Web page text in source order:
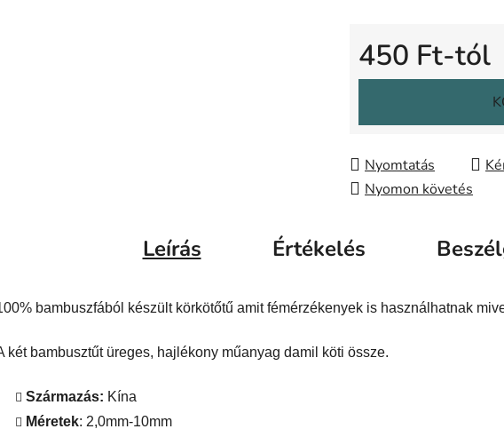
450 Ft-tól
Egységár:
Nyomtatás
Nyomon követés
Leírás Értékelés
bambuszfából készült körkötőtű amit fémérzékenyek is használhatnak
két bambusztűt üreges, hajlékony műanyag damil köti össze.
Származás: Kína
Méretek: 2,0mm-10mm